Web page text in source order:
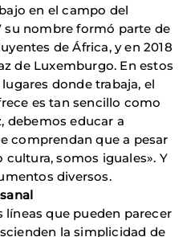
en el campo del
su nombre formó parte de
de África, y en 2018
de Luxemburgo. En estos
donde trabaja, el
es tan sencillo como
debemos educar a
comprendan que a pesar
cultura, somos iguales». Y
diversos.
que pueden parecer
la simplicidad de